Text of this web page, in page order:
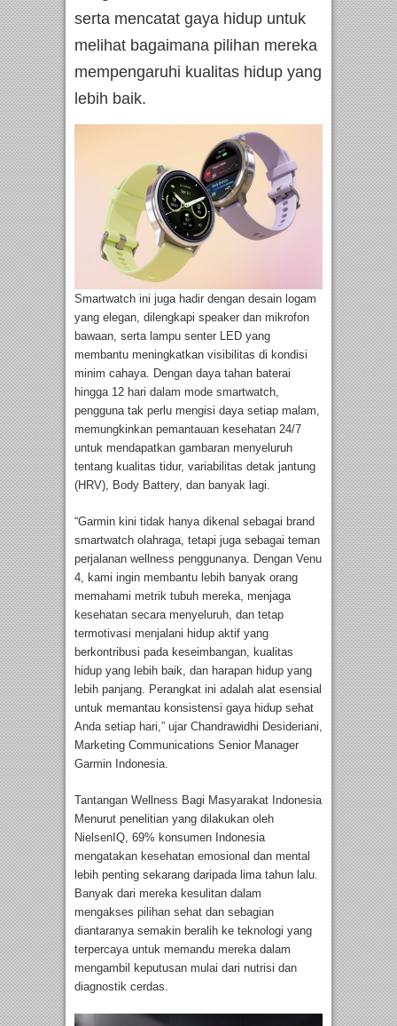
serta mencatat gaya hidup untuk
melihat bagaimana pilihan mereka
mempengaruhi kualitas hidup yang
lebih baik.
Smartwatch ini juga hadir dengan desain logam
yang elegan, dilengkapi speaker dan mikrofon
bawaan, serta lampu senter LED yang
membantu meningkatkan visibilitas di kondisi
minim cahaya. Dengan daya tahan baterai
hingga 12 hari dalam mode smartwatch,
pengguna tak perlu mengisi daya setiap malam,
memungkinkan pemantauan kesehatan 24/7
untuk mendapatkan gambaran menyeluruh
tentang kualitas tidur, variabilitas detak jantung
(HRV), Body Battery, dan banyak lagi.
“Garmin kini tidak hanya dikenal sebagai brand
smartwatch olahraga, tetapi juga sebagai teman
perjalanan wellness penggunanya. Dengan Venu
4, kami ingin membantu lebih banyak orang
memahami metrik tubuh mereka, menjaga
kesehatan secara menyeluruh, dan tetap
termotivasi menjalani hidup aktif yang
berkontribusi pada keseimbangan, kualitas
hidup yang lebih baik, dan harapan hidup yang
lebih panjang. Perangkat ini adalah alat esensial
untuk memantau konsistensi gaya hidup sehat
Anda setiap hari,” ujar Chandrawidhi Desideriani,
Marketing Communications Senior Manager
Garmin Indonesia.
Tantangan Wellness Bagi Masyarakat Indonesia
Menurut penelitian yang dilakukan oleh
NielsenIQ, 69% konsumen Indonesia
mengatakan kesehatan emosional dan mental
lebih penting sekarang daripada lima tahun lalu.
Banyak dari mereka kesulitan dalam
mengakses pilihan sehat dan sebagian
diantaranya semakin beralih ke teknologi yang
terpercaya untuk memandu mereka dalam
mengambil keputusan mulai dari nutrisi dan
diagnostik cerdas.